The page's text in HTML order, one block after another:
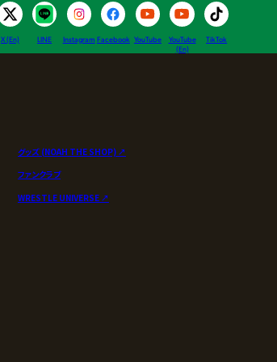
X (En) LINE Instagram Facebook YouTube
YouTube
(En)
TikTok
グッズ (NOAH THE SHOP) ↗︎
ファンクラブ
WRESTLE UNIVERSE ↗︎